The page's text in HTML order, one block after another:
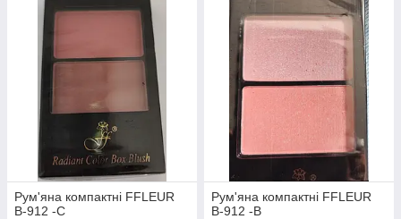
Рум'яна компактні FFLEUR
B-912 -C
Рум'яна компактні FFLEUR
B-912 -B